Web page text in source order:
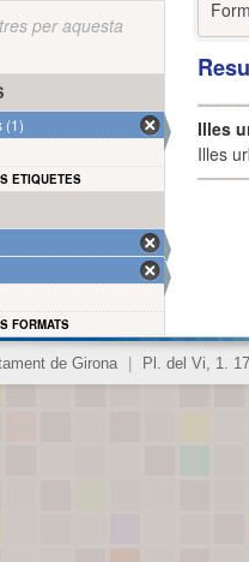
Illes
Illes
per aquesta
(1)
ETIQUETES
FORMATS
de Girona Pl. del Vi, 1.